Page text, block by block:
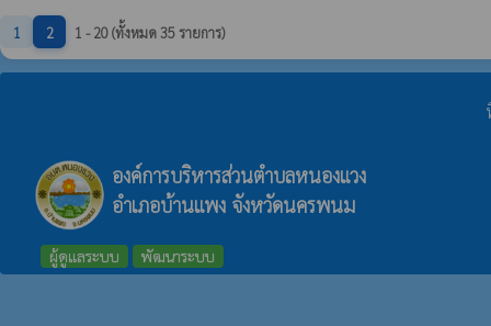
1 2 1 - 20 (ทั้งหมด 35 รายการ)
องค์การบริหารส่วนตำบลหนองแวง
อำเภอบ้านแพง จังหวัดนครพนม
ผู้ดูแลระบบ พัฒนาระบบ